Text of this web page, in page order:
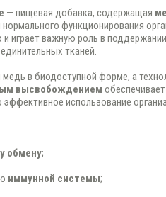
— пищевая добавка, содержащая
функционирования
играет важную роль в
тканей.
медь в биодоступной форме, а
высвобождением
эффективное использование
обмену;
иммунной системы;